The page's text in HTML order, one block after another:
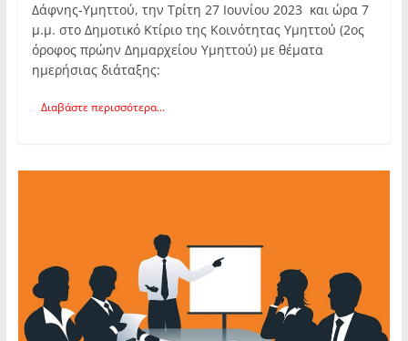
Δάφνης-Υμηττού, την Τρίτη 27 Ιουνίου 2023 και ώρα 7
μ.μ. στο Δημοτικό Κτίριο της Κοινότητας Υμηττού (2ος
όροφος πρώην Δημαρχείου Υμηττού) με θέματα
ημερήσιας διάταξης:
Διαβάστε περισσότερα...